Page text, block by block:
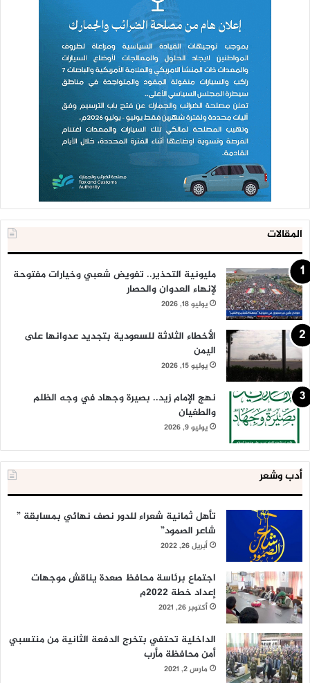
المقالات
مليونية التحذير.. تفويض شعبي وخيارات مفتوحة
لإنهاء العدوان والحصار
يوليو 18, 2026
الأخطاء الثلاثة للسعودية بتجديد عدوانها على
اليمن
يوليو 15, 2026
نهج الإمام زيد.. بصيرة وجهاد في وجه الظلم
والطغيان
يوليو 9, 2026
أدب وشعر
تأهل ثمانية شعراء للدور نصف نهائي بمسابقة ”
شاعر الصمود”
أبريل 26, 2022
اجتماع برئاسة محافظ صعدة يناقش موجهات
إعداد خطة 2022م
أكتوبر 26, 2021
الداخلية تحتفي بتخرج الدفعة الثانية من منتسبي
أمن محافظة مأرب
مارس 2, 2021